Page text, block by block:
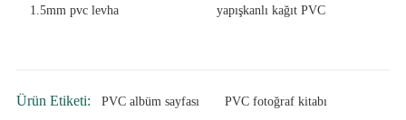
1.5mm pvc levha
yapışkanlı kağıt PVC
Ürün Etiketi: PVC albüm sayfası
PVC fotoğraf kitabı